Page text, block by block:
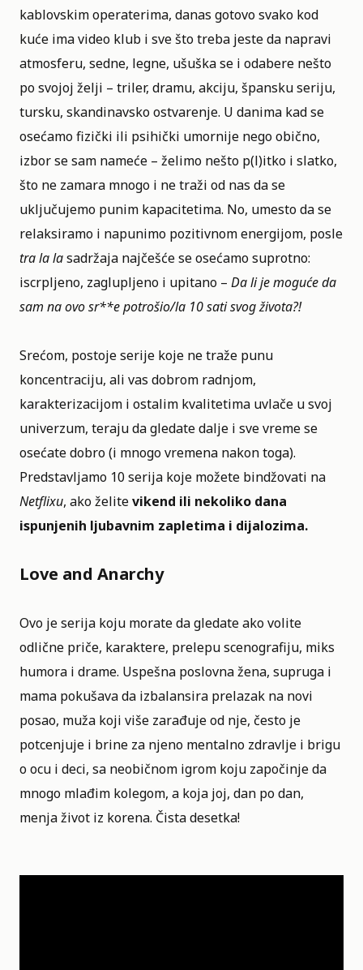
kablovskim operaterima, danas gotovo svako kod
kuće ima video klub i sve što treba jeste da napravi
atmosferu, sedne, legne, ušuška se i odabere nešto
po svojoj želji – triler, dramu, akciju, špansku seriju,
tursku, skandinavsko ostvarenje. U danima kad se
osećamo fizički ili psihički umornije nego obično,
izbor se sam nameće – želimo nešto p(l)itko i slatko,
što ne zamara mnogo i ne traži od nas da se
uključujemo punim kapacitetima. No, umesto da se
relaksiramo i napunimo pozitivnom energijom, posle
tra la lasadržaja najčešće se osećamo suprotno:
iscrpljeno, zaglupljeno i upitano – Da li je moguće da
sam na ovo sr**e potrošio/la 10 sati svog života?!
Srećom, postoje serije koje ne traže punu
koncentraciju, ali vas dobrom radnjom,
karakterizacijom i ostalim kvalitetima uvlače u svoj
univerzum, teraju da gledate dalje i sve vreme se
osećate dobro (i mnogo vremena nakon toga).
Predstavljamo 10 serija koje možete bindžovati na
Netflixu, ako želitevikend ili nekoliko dana
ispunjenih ljubavnim zapletima i dijalozima.
Love and Anarchy
Ovo je serija koju morate da gledate ako volite
odlične priče, karaktere, prelepu scenografiju, miks
humora i drame. Uspešna poslovna žena, supruga i
mama pokušava da izbalansira prelazak na novi
posao, muža koji više zarađuje od nje, često je
potcenjuje i brine za njeno mentalno zdravlje i brigu
o ocu i deci, sa neobičnom igrom koju započinje da
mnogo mlađim kolegom, a koja joj, dan po dan,
menja život iz korena. Čista desetka!